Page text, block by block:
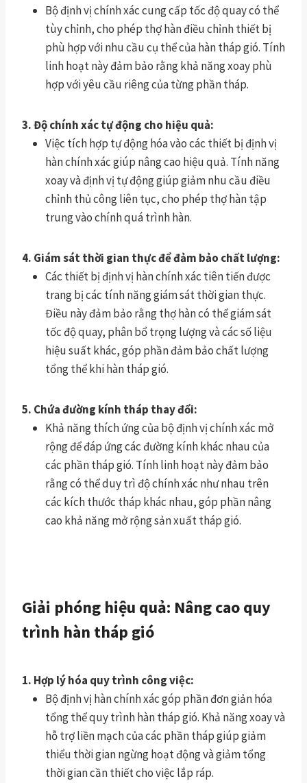
Bộ định vị chính xác cung cấp tốc độ quay có thể
tùy chỉnh, cho phép thợ hàn điều chỉnh thiết bị
phù hợp với nhu cầu cụ thể của hàn tháp gió. Tính
linh hoạt này đảm bảo rằng khả năng xoay phù
hợp với yêu cầu riêng của từng phần tháp.
3. Độ chính xác tự động cho hiệu quả:
Việc tích hợp tự động hóa vào các thiết bị định vị
hàn chính xác giúp nâng cao hiệu quả. Tính năng
xoay và định vị tự động giúp giảm nhu cầu điều
chỉnh thủ công liên tục, cho phép thợ hàn tập
trung vào chính quá trình hàn.
4. Giám sát thời gian thực để đảm bảo chất lượng:
Các thiết bị định vị hàn chính xác tiên tiến được
trang bị các tính năng giám sát thời gian thực.
Điều này đảm bảo rằng thợ hàn có thể giám sát
tốc độ quay, phân bổ trọng lượng và các số liệu
hiệu suất khác, góp phần đảm bảo chất lượng
tổng thể khi hàn tháp gió.
5. Chứa đường kính tháp thay đổi:
Khả năng thích ứng của bộ định vị chính xác mở
rộng để đáp ứng các đường kính khác nhau của
các phần tháp gió. Tính linh hoạt này đảm bảo
rằng có thể duy trì độ chính xác như nhau trên
các kích thước tháp khác nhau, góp phần nâng
cao khả năng mở rộng sản xuất tháp gió.
Giải phóng hiệu quả: Nâng cao quy
trình hàn tháp gió
1. Hợp lý hóa quy trình công việc:
Bộ định vị hàn chính xác góp phần đơn giản hóa
tổng thể quy trình hàn tháp gió. Khả năng xoay và
hỗ trợ liền mạch của các phần tháp giúp giảm
thiểu thời gian ngừng hoạt động và giảm tổng
thời gian cần thiết cho việc lắp ráp.